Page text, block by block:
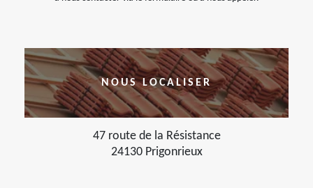
NOUS LOCALISER
47 route de la Résistance
24130 Prigonrieux